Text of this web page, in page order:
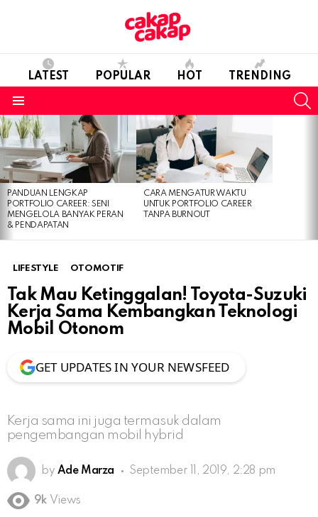
LATEST POPULAR HOT TRENDING
LATEST
STORIES
PANDUAN LENGKAP
PORTFOLIO CAREER: SENI
MENGELOLA BANYAK PERAN
& PENDAPATAN
CARA MENGATUR WAKTU
UNTUK PORTFOLIO CAREER
TANPA BURNOUT
LIFESTYLE OTOMOTIF
Tak Mau Ketinggalan! Toyota-Suzuki
Kerja Sama Kembangkan Teknologi
Mobil Otonom
GET UPDATES IN YOUR NEWSFEED
Kerja sama ini juga termasuk dalam
pengembangan mobil hybrid
by Ade Marza September 11, 2019, 2:28 pm
9k Views